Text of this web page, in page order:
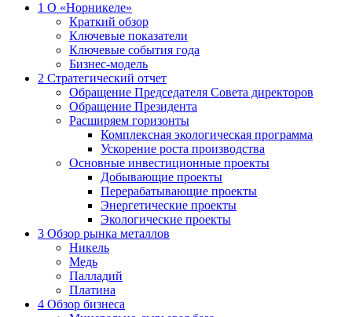
1 О «Норникеле»
Краткий обзор
Ключевые показатели
Ключевые события года
Бизнес-модель
2 Стратегический отчет
Обращение Председателя Совета директоров
Обращение Президента
Расширяем горизонты
Комплексная экологическая программа
Ускорение роста производства
Основные инвестиционные проекты
Добывающие проекты
Перерабатывающие проекты
Энергетические проекты
Экологические проекты
3 Обзор рынка металлов
Никель
Медь
Палладий
Платина
4 Обзор бизнеса